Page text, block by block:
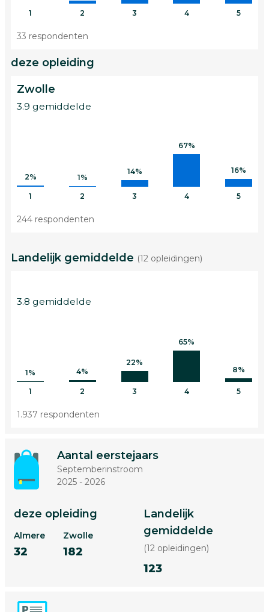
1
2 3 4 5
33 respondenten
deze opleiding
Zwolle
3.9 gemiddelde
2%
1
1%
2
14%
3
67%
4
16%
5
244 respondenten
Landelijk gemiddelde (12 opleidingen)
3.8 gemiddelde
1%
1
4%
2
22%
3
65%
4
8%
5
1.937 respondenten
Aantal eerstejaars
Septemberinstroom
2025 - 2026
deze opleiding
Almere
32
Zwolle
182
Landelijk
gemiddelde
(12 opleidingen)
123